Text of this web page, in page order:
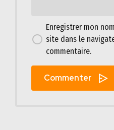
Enregistrer mon
site dans le
commentaire.
Commenter